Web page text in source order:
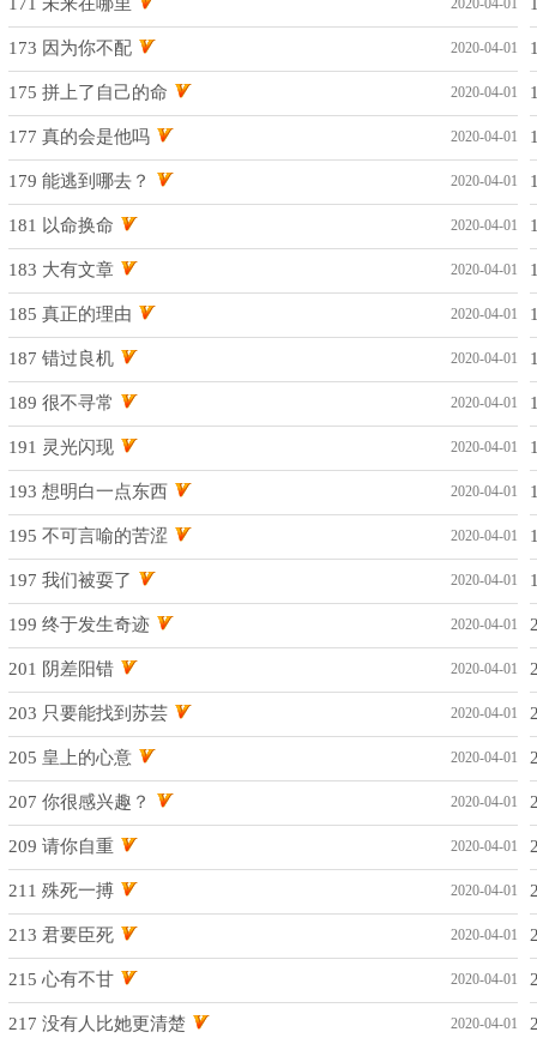
2020-04-01
173 因为你不配 2020-04-01
175 拼上了自己的命 2020-04-01
177 真的会是他吗 2020-04-01
179 能逃到哪去？ 2020-04-01
181 以命换命 2020-04-01
183 大有文章 2020-04-01
185 真正的理由 2020-04-01
187 错过良机 2020-04-01
189 很不寻常 2020-04-01
191 灵光闪现 2020-04-01
193 想明白一点东西 2020-04-01
195 不可言喻的苦涩 2020-04-01
197 我们被耍了 2020-04-01
199 终于发生奇迹 2020-04-01
201 阴差阳错 2020-04-01
203 只要能找到苏芸 2020-04-01
205 皇上的心意 2020-04-01
207 你很感兴趣？ 2020-04-01
209 请你自重 2020-04-01
211 殊死一搏 2020-04-01
213 君要臣死 2020-04-01
215 心有不甘 2020-04-01
217 没有人比她更清楚 2020-04-01